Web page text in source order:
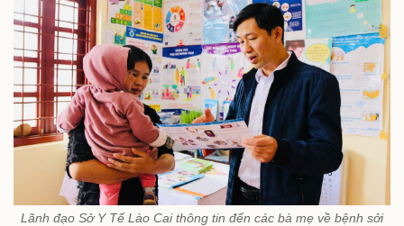
Lãnh đạo Sở Y Tế Lào Cai thông tin đến các bà mẹ về bệnh sởi